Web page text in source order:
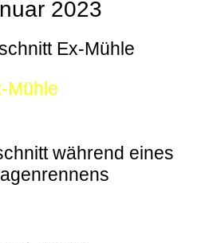
2023
Ex-Mühle
Mühle
während eines